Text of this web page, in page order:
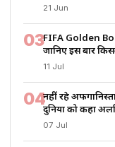
21 Jun
03FIFA Golden
जानिए इस बार
11 Jul
04नहीं रहे
दुनिया को कहा
07 Jul